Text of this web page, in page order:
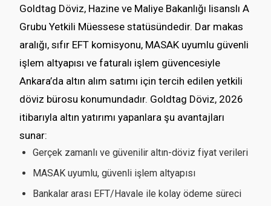
Goldtag Döviz, Hazine ve Maliye Bakanlığı lisanslı A
Grubu Yetkili Müessese statüsündedir. Dar makas
aralığı, sıfır EFT komisyonu, MASAK uyumlu güvenli
işlem altyapısı ve faturalı işlem güvencesiyle
Ankara’da altın alım satımı için tercih edilen yetkili
döviz bürosu konumundadır. Goldtag Döviz, 2026
itibarıyla altın yatırımı yapanlara şu avantajları
sunar:
Gerçek zamanlı ve güvenilir altın-döviz fiyat verileri
MASAK uyumlu, güvenli işlem altyapısı
Bankalar arası EFT/Havale ile kolay ödeme süreci